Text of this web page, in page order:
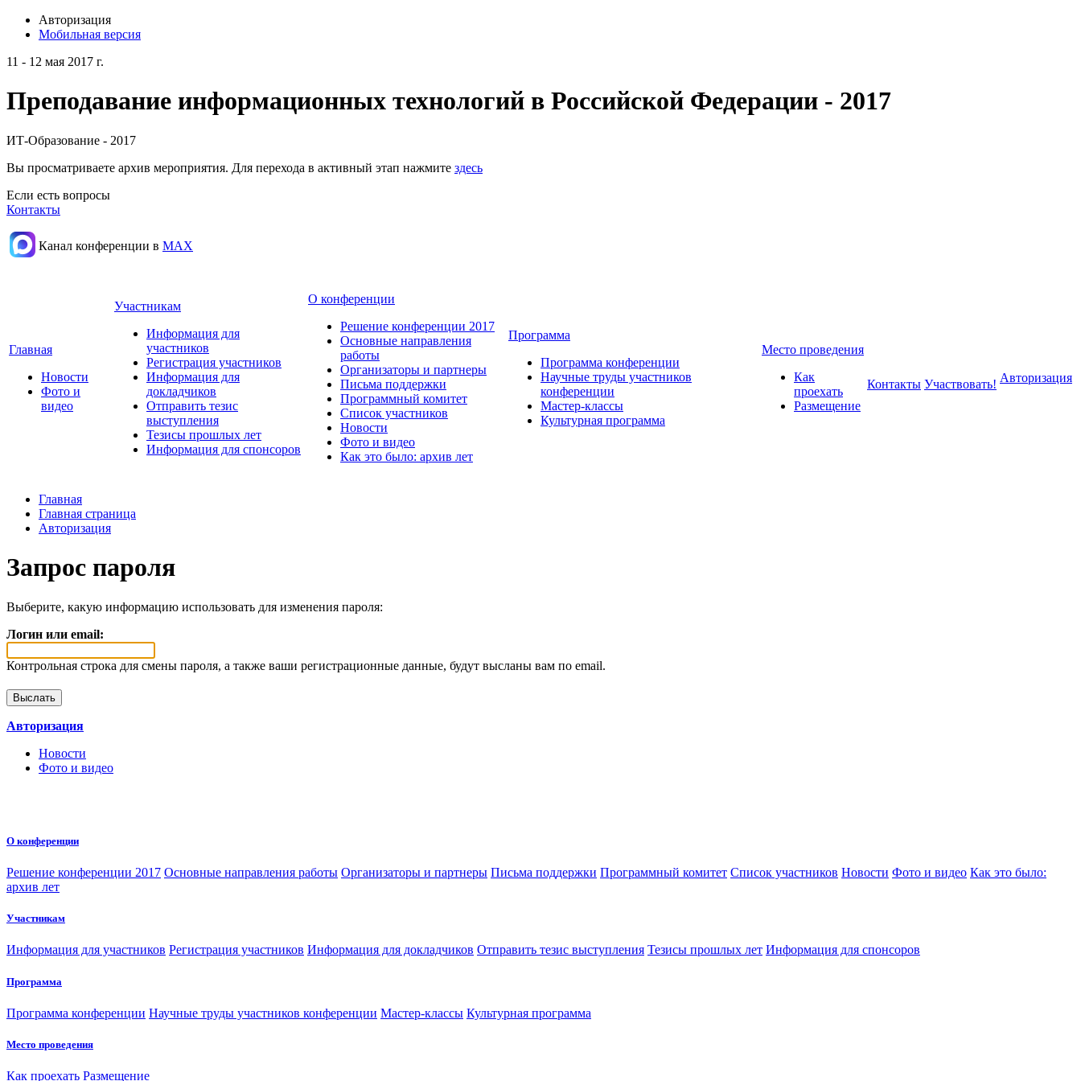
Авторизация
Мобильная версия
11 - 12 мая 2017 г.
Преподавание информационных технологий в Российской Федерации - 2017
ИТ-Образование - 2017
Вы просматриваете архив мероприятия. Для перехода в активный этап нажмите здесь
Если есть вопросы
Контакты
Канал конференции в МАХ
Главная
Новости
Фото и
видео
Участникам
Информация для
участников
Регистрация участников
Информация для
докладчиков
Отправить тезис
выступления
Тезисы прошлых лет
Информация для спонсоров
О конференции
Решение конференции 2017
Основные направления
работы
Организаторы и партнеры
Письма поддержки
Программный комитет
Список участников
Новости
Фото и видео
Как это было: архив лет
Программа
Программа конференции
Научные труды участников
конференции
Мастер-классы
Культурная программа
Место проведения
Как
проехать
Размещение
Контакты Участвовать! Авторизация
Главная
Главная страница
Авторизация
Запрос пароля
Выберите, какую информацию использовать для изменения пароля:
Логин или email:
Контрольная строка для смены пароля, а также ваши регистрационные данные, будут высланы вам по email.
Авторизация
Новости
Фото и видео
О конференции
Решение конференции 2017 Основные направления работы Организаторы и партнеры Письма поддержки Программный комитет Список участников Новости Фото и видео Как это было:
архив лет
Участникам
Информация для участников Регистрация участников Информация для докладчиков Отправить тезис выступления Тезисы прошлых лет Информация для спонсоров
Программа
Программа конференции Научные труды участников конференции Мастер-классы Культурная программа
Место проведения
Как проехать Размещение